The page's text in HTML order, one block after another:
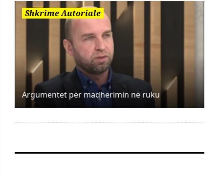
Shkrime Autoriale
Argumentet për madhërimin në ruku